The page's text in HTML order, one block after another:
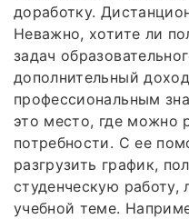
доработку.
Неважно, хотите ли
задач
дополнительный
профессиональным
это место, где можно
потребности. С ее
разгрузить график,
студенческую работу,
учебной теме.